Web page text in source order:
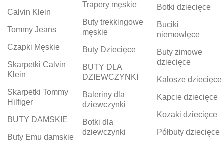
Calvin Klein
Tommy Jeans
Czapki Męskie
Skarpetki Calvin
Klein
Skarpetki Tommy
Hilfiger
BUTY DAMSKIE
Buty Emu damskie
Trapery męskie
Buty trekkingowe
męskie
Buty Dziecięce
BUTY DLA
DZIEWCZYNKI
Baleriny dla
dziewczynki
Botki dla
dziewczynki
Botki dziecięce
Buciki
niemowlęce
Buty zimowe
dziecięce
Kalosze dziecięce
Kapcie dziecięce
Kozaki dziecięce
Półbuty dziecięce